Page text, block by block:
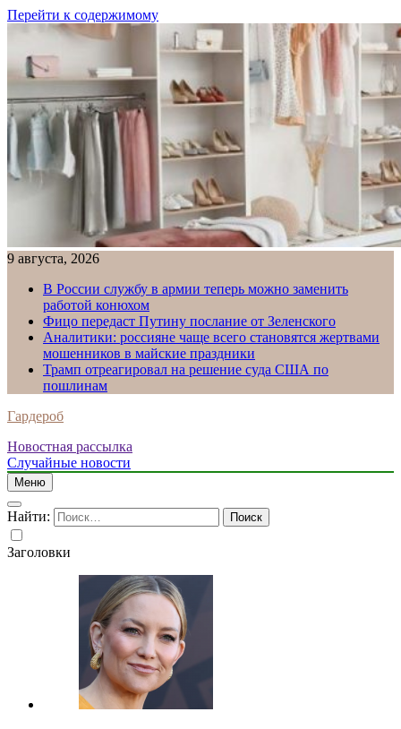
Перейти к содержимому
9 августа, 2026
В России службу в армии теперь можно заменить
работой конюхом
Фицо передаст Путину послание от Зеленского
Аналитики: россияне чаще всего становятся жертвами
мошенников в майские праздники
Трамп отреагировал на решение суда США по
пошлинам
Гардероб
Новостная рассылка
Случайные новости
Меню
Найти:
Заголовки